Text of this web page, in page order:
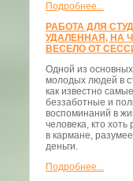
Подробнее...
РАБОТА ДЛЯ
УДАЛЕННАЯ, НА
ВЕСЕЛО ОТ
Одной из
молодых людей в
как известно
беззаботные и
воспоминаний в
человека, кто хоть
в кармане,
деньги.
Подробнее...